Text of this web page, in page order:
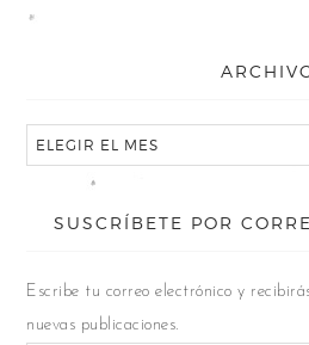
SUSCRÍBETE POR
Escribe tu correo electrónico y
nuevas publicaciones.